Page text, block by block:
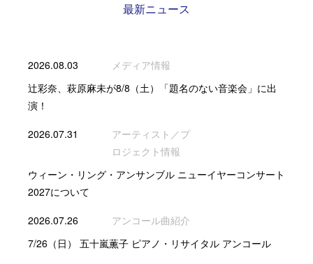
最新ニュース
2026.08.03
メディア情報
辻彩奈、萩原麻未が8/8（土）「題名のない音楽会」に出
演！
2026.07.31
アーティスト／プ
ロジェクト情報
ウィーン・リング・アンサンブル ニューイヤーコンサート
2027について
2026.07.26
アンコール曲紹介
7/26（日） 五十嵐薫子 ピアノ・リサイタル アンコール